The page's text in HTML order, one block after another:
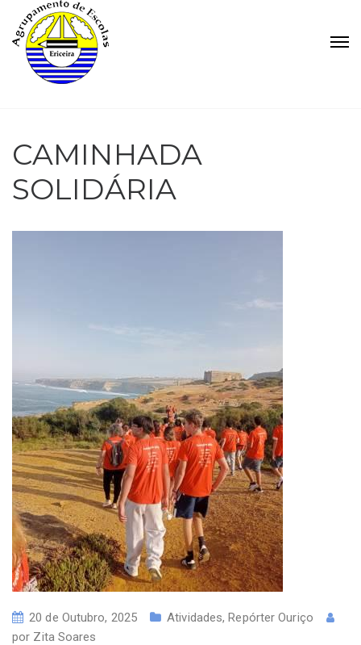
CAMINHADA
SOLIDÁRIA
20 de Outubro, 2025 Atividades,Repórter Ouriço
por Zita Soares